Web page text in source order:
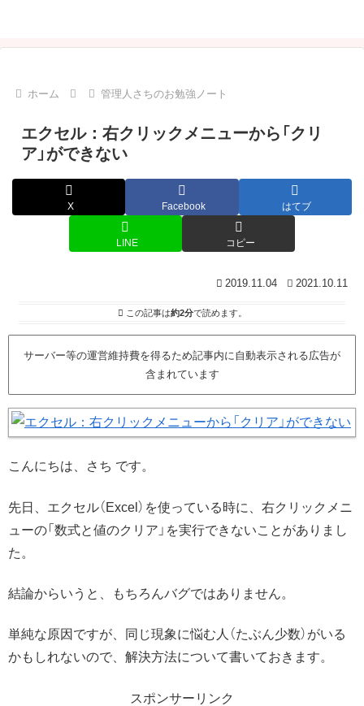
ホーム 管理人さちのお勉強ノート
エクセル：右クリックメニューから「クリ
ア」ができない
X Facebook はてブ
LINE コピー
2019.11.04 2021.10.11
この記事は約2分で読めます。
サーバー等の運営維持費を得るため記事内に自動表示される広告が
含まれています
こんにちは、さち です。
先日、エクセル（Excel）を使っている時に、右クリックメニ
ューの「数式と値のクリア」を実行できないことがありまし
た。
結論からいうと、もちろんバグではありません。
単純な原因ですが、同じ現象に悩む人（たぶん少数）がいる
かもしれないので、解決方法について書いておきます。
スポンサーリンク